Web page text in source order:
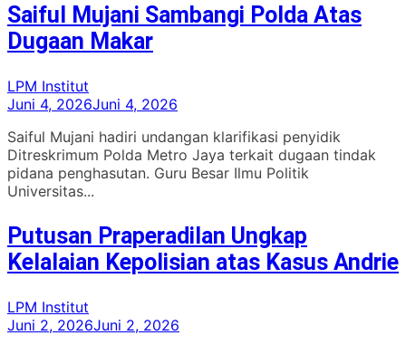
Saiful Mujani Sambangi Polda Atas
Dugaan Makar
LPM Institut
Juni 4, 2026Juni 4, 2026
Saiful Mujani hadiri undangan klarifikasi penyidik
Ditreskrimum Polda Metro Jaya terkait dugaan tindak
pidana penghasutan. Guru Besar Ilmu Politik
Universitas...
Putusan Praperadilan Ungkap
Kelalaian Kepolisian atas Kasus Andrie
LPM Institut
Juni 2, 2026Juni 2, 2026